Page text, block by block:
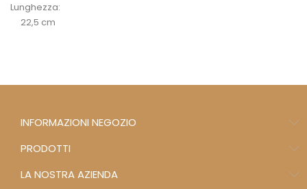
Lunghezza:
22,5 cm
INFORMAZIONI NEGOZIO
PRODOTTI
LA NOSTRA AZIENDA